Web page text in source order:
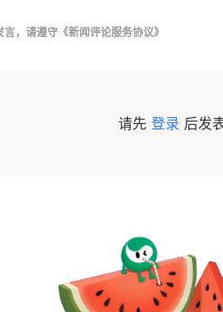
言，请遵守 《新闻评论服务协议》
请先 登录 后发